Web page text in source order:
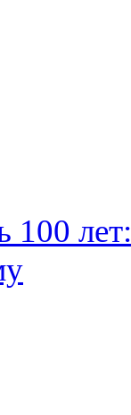
100